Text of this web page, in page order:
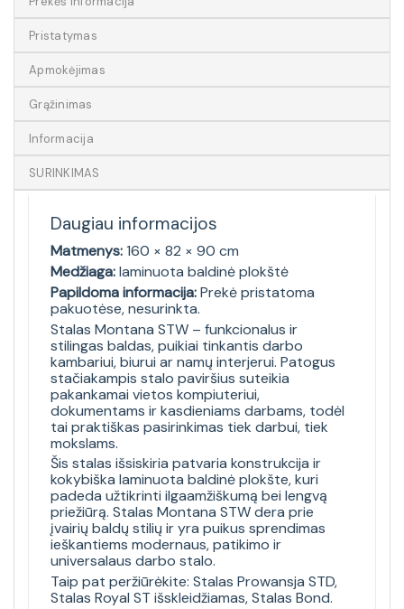
Pristatymas
Apmokėjimas
Grąžinimas
Informacija
SURINKIMAS
Daugiau informacijos
Matmenys:160 × 82 × 90 cm
Medžiaga:laminuota baldinė plokštė
Papildoma informacija:Prekė pristatoma
pakuotėse, nesurinkta.
Stalas Montana STW – funkcionalus ir
stilingas baldas, puikiai tinkantis darbo
kambariui, biurui ar namų interjerui. Patogus
stačiakampis stalo paviršius suteikia
pakankamai vietos kompiuteriui,
dokumentams ir kasdieniams darbams, todėl
tai praktiškas pasirinkimas tiek darbui, tiek
mokslams.
Šis stalas išsiskiria patvaria konstrukcija ir
kokybiška laminuota baldinė plokšte, kuri
padeda užtikrinti ilgaamžiškumą bei lengvą
priežiūrą. Stalas Montana STW dera prie
įvairių baldų stilių ir yra puikus sprendimas
ieškantiems modernaus, patikimo ir
universalaus darbo stalo.
Taip pat peržiūrėkite: Stalas Prowansja STD,
Stalas Royal ST išskleidžiamas,Stalas Bond.